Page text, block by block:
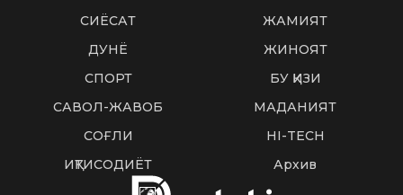
СИËСАТ
ЖАМИЯТ
ДУНË
ЖИНОЯТ
СПОРТ
БУ ҚИЗИҚ
САВОЛ-ЖАВОБ
МАДАНИЯТ
СОҒЛИҚ
HI-TECH
ИҚТИСОДИЁТ
Архив